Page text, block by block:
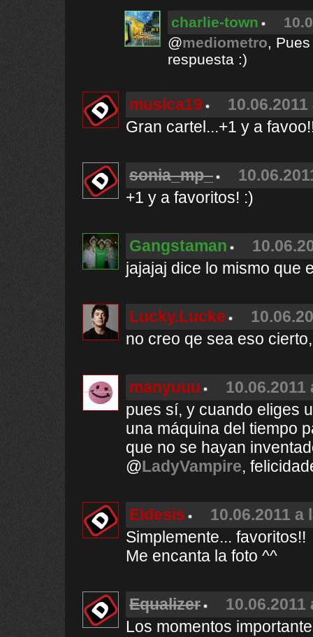
charlie-town
@mediometro,
respuesta :)
musica19
Gran cartel...+1 y a
sonia_mp_
+1 y a favoritos! :)
Gangstaman
jajajaj dice lo mismo que
Lucky.Lucke
no creo qe sea eso
manyuuu
10.06.2011
pues sí, y cuando eliges
una máquina del tiempo
que no se hayan
@LadyVampire,
Eidesis
10.06.2011 a
Simplemente... favoritos!!
Me encanta la foto ^^
Equalizer
10.06.2011
Los momentos